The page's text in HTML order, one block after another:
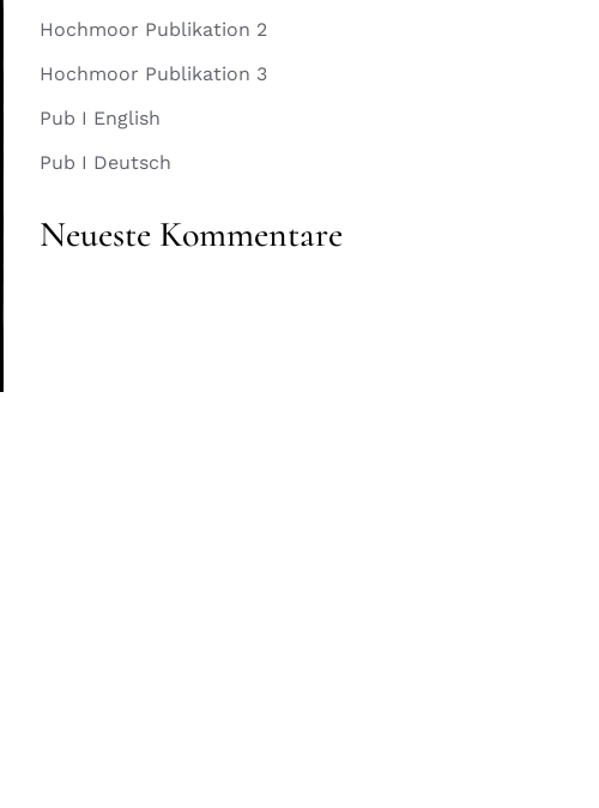
Hochmoor Publikation 2
Hochmoor Publikation 3
Pub I English
Pub I Deutsch
Neueste Kommentare